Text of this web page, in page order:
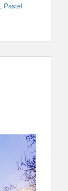
Pastel